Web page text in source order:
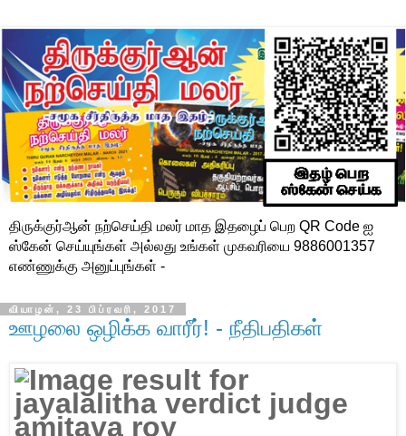
திருக்குர்ஆன் நற்செய்தி மலர் மாத இதழைப் பெற QR Code ஐ
ஸ்கேன் செய்யுங்கள் அல்லது உங்கள் முகவரியை 9886001357
எண்ணுக்கு அனுப்புங்கள் -
வியாழன், 23 பிப்ரவரி, 2017
ஊழலை ஒழிக்க வாரீர்! - நீதிபதிகள்